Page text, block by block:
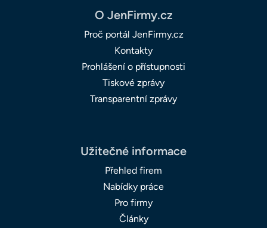
O JenFirmy.cz
Proč portál JenFirmy.cz
Kontakty
Prohlášení o přístupnosti
Tiskové zprávy
Transparentní zprávy
Užitečné informace
Přehled firem
Nabídky práce
Pro firmy
Články